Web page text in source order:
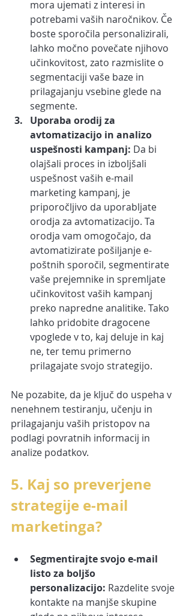
mora ujemati z interesi in
potrebami vaših naročnikov. Če
boste sporočila personalizirali,
lahko močno povečate njihovo
učinkovitost, zato razmislite o
segmentaciji vaše baze in
prilagajanju vsebine glede na
segmente.
Uporaba orodij za
avtomatizacijo in analizo
uspešnosti kampanj: Da bi
olajšali proces in izboljšali
uspešnost vaših e-mail
marketing kampanj, je
priporočljivo da uporabljate
orodja za avtomatizacijo. Ta
orodja vam omogočajo, da
avtomatizirate pošiljanje e-
poštnih sporočil, segmentirate
vaše prejemnike in spremljate
učinkovitost vaših kampanj
preko napredne analitike. Tako
lahko pridobite dragocene
vpoglede v to, kaj deluje in kaj
ne, ter temu primerno
prilagajate svojo strategijo.
Ne pozabite, da je ključ do uspeha v
nenehnem testiranju, učenju in
prilagajanju vaših pristopov na
podlagi povratnih informacij in
analize podatkov.
5. Kaj so preverjene
strategije e-mail
marketinga?
Segmentirajte svojo e-mail
listo za boljšo
personalizacijo: Razdelite svoje
kontakte na manjše skupine